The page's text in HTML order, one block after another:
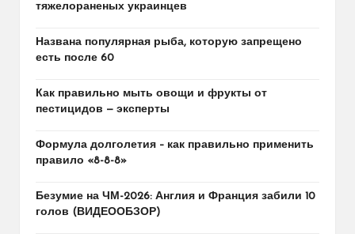
тяжелораненых украинцев
Названа популярная рыба, которую запрещено
есть после 60
Как правильно мыть овощи и фрукты от
пестицидов — эксперты
Формула долголетия – как правильно применить
правило «8-8-8»
Безумие на ЧМ-2026: Англия и Франция забили 10
голов (ВИДЕООБЗОР)